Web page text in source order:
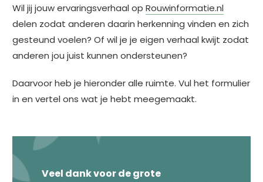
Wil jij jouw ervaringsverhaal opRouwinformatie.nl
delen zodat anderen daarin herkenning vinden en zich
gesteund voelen? Of wil je je eigen verhaal kwijt zodat
anderen jou juist kunnen ondersteunen?
Daarvoor heb je hieronder alle ruimte. Vul het formulier
in en vertel ons wat je hebt meegemaakt.
Veel dank voor de grote